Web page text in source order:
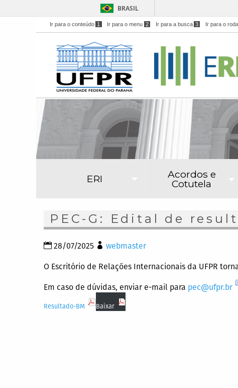
BRASIL
Ir para o conteúdo 1 Ir para o menu 2 Ir para a busca 3 Ir para o
ERI Acordos e
Cotutela
PEC-G: Edital de
28/07/2025 webmaster
O Escritório de Relações Internacionais da UFPR
Em caso de dúvidas, enviar e-mail para pec@ufpr.br
Resultado-BM Baixar